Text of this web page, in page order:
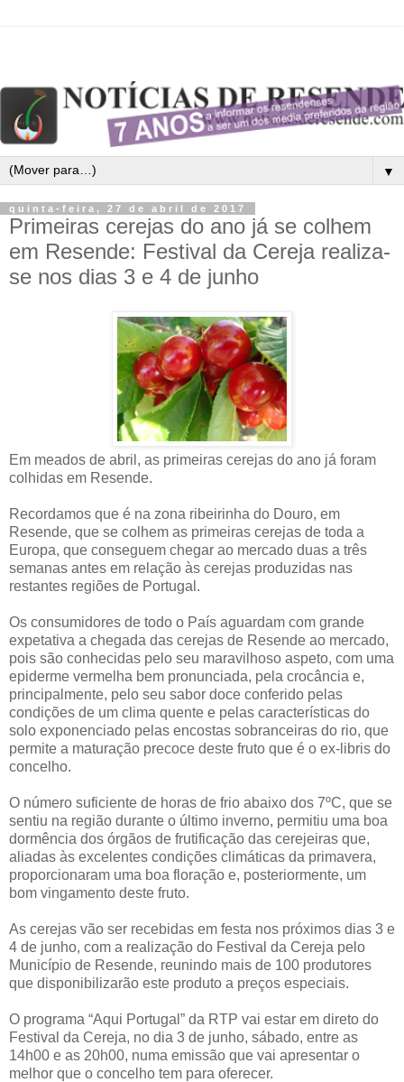
▼
quinta-feira, 27 de abril de 2017
Primeiras cerejas do ano já se colhem
em Resende: Festival da Cereja realiza-
se nos dias 3 e 4 de junho
Em meados de abril, as primeiras cerejas do ano já foram
colhidas em Resende.
Recordamos que é na zona ribeirinha do Douro, em
Resende, que se colhem as primeiras cerejas de toda a
Europa, que conseguem chegar ao mercado duas a três
semanas antes em relação às cerejas produzidas nas
restantes regiões de Portugal.
Os consumidores de todo o País aguardam com grande
expetativa a chegada das cerejas de Resende ao mercado,
pois são conhecidas pelo seu maravilhoso aspeto, com uma
epiderme vermelha bem pronunciada, pela crocância e,
principalmente, pelo seu sabor doce conferido pelas
condições de um clima quente e pelas características do
solo exponenciado pelas encostas sobranceiras do rio, que
permite a maturação precoce deste fruto que é o ex-libris do
concelho.
O número suficiente de horas de frio abaixo dos 7ºC, que se
sentiu na região durante o último inverno, permitiu uma boa
dormência dos órgãos de frutificação das cerejeiras que,
aliadas às excelentes condições climáticas da primavera,
proporcionaram uma boa floração e, posteriormente, um
bom vingamento deste fruto.
As cerejas vão ser recebidas em festa nos próximos dias 3 e
4 de junho, com a realização do Festival da Cereja pelo
Município de Resende, reunindo mais de 100 produtores
que disponibilizarão este produto a preços especiais.
O programa “Aqui Portugal” da RTP vai estar em direto do
Festival da Cereja, no dia 3 de junho, sábado, entre as
14h00 e as 20h00, numa emissão que vai apresentar o
melhor que o concelho tem para oferecer.